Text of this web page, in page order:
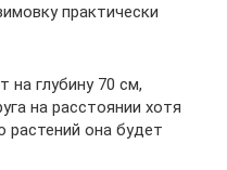
практически
на глубину 70 см,
на расстоянии хотя
она будет